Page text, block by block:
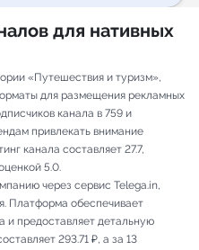
для нативных
«Путешествия и туризм»,
для размещения рекламных
канала в 759 и
привлекать внимание
канала составляет 27.7,
5.0.
через сервис Telega.in,
Платформа обеспечивает
и предоставляет детальную
293.71 ₽, а за 13